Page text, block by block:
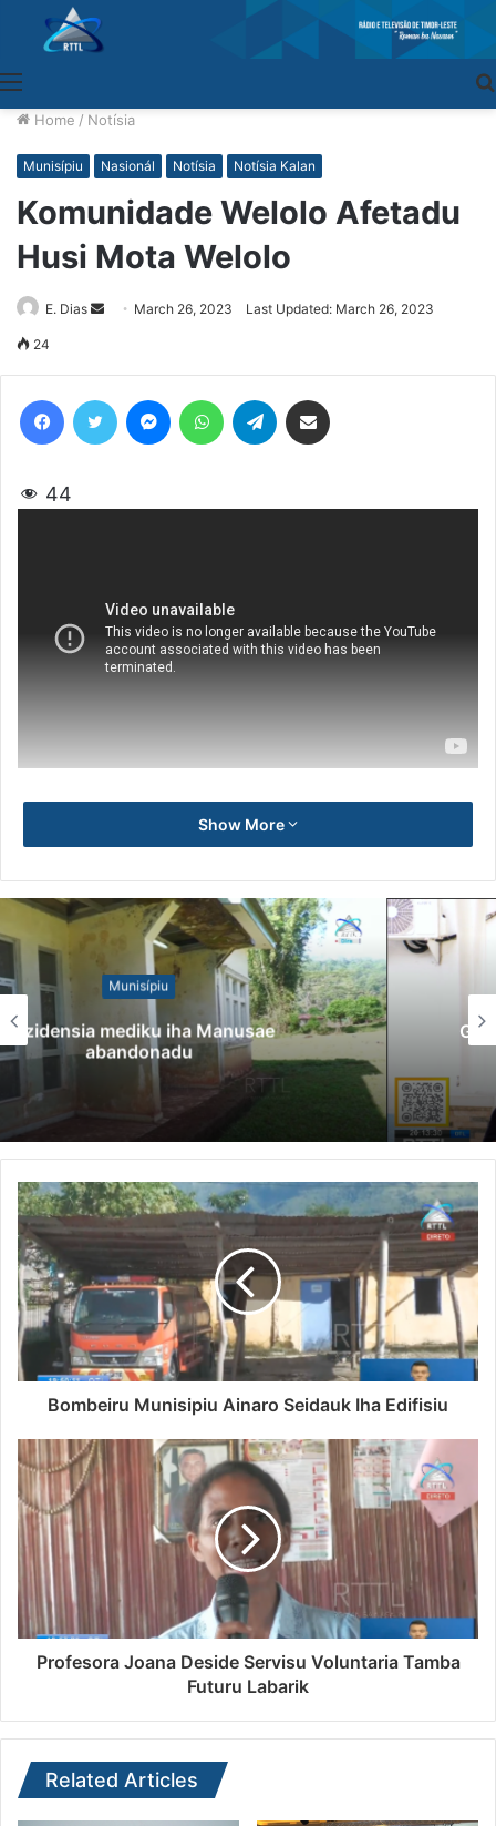
Home / Notísia
Munisípiu Nasionál Notísia Notísia Kalan
Komunidade Welolo Afetadu
Husi Mota Welolo
E. Dias
SendMarch 26, 2023 Last Updated: March 26, 2023
24
44
Show More
Notísia Kalan
Governu Promete Tau Prioridade ba Setór
Minerais no Setór Produtivu
Bombeiru Munisipiu Ainaro Seidauk Iha Edifisiu
Profesora Joana Deside Servisu Voluntaria Tamba
Futuru Labarik
Related Articles